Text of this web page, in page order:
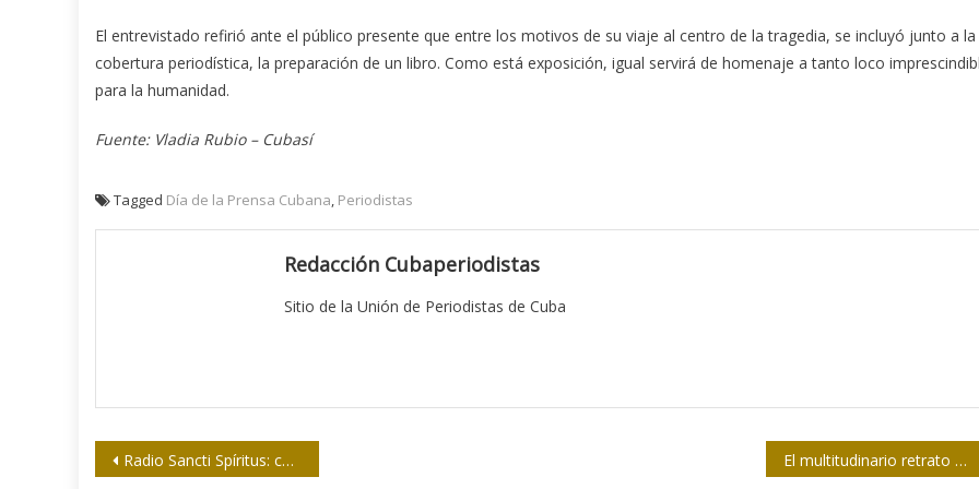
El entrevistado refirió ante el público presente que entre los motivos de su viaje al centro de la tragedia, se incluyó junto a la
cobertura periodística, la preparación de un libro. Como está exposición, igual servirá de homenaje a tanto loco
para la humanidad.
Fuente: Vladia Rubio – Cubasí
Tagged Día de la Prensa Cubana, Periodistas
Redacción Cubaperiodistas
Sitio de la Unión de Periodistas de Cuba
Navegación
Radio Sancti Spíritus: contemporánea en su tradición El multitudinario retrato de los constructores del Capitolio